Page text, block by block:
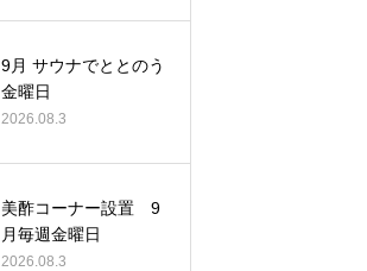
9月 サウナでととのう
金曜日
2026.08.3
美酢コーナー設置 9
月毎週金曜日
2026.08.3